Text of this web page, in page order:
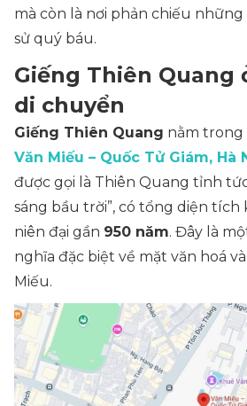
mà còn là nơi phản chiếu những
sử quý báu.
Giếng Thiên Quang
di chuyển
Giếng Thiên Quang nằm trong
Văn Miếu – Quốc Tử Giám, Hà
được gọi là Thiên Quang tỉnh
sáng bầu trời”, có tổng diện tích
niên đại gần 950 năm. Đây là
nghĩa đặc biệt về mặt văn hoá
Miếu.